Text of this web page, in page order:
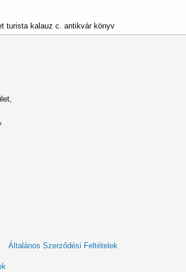
turista kalauz c. antikvár könyv
Általános Szerződési Feltételek